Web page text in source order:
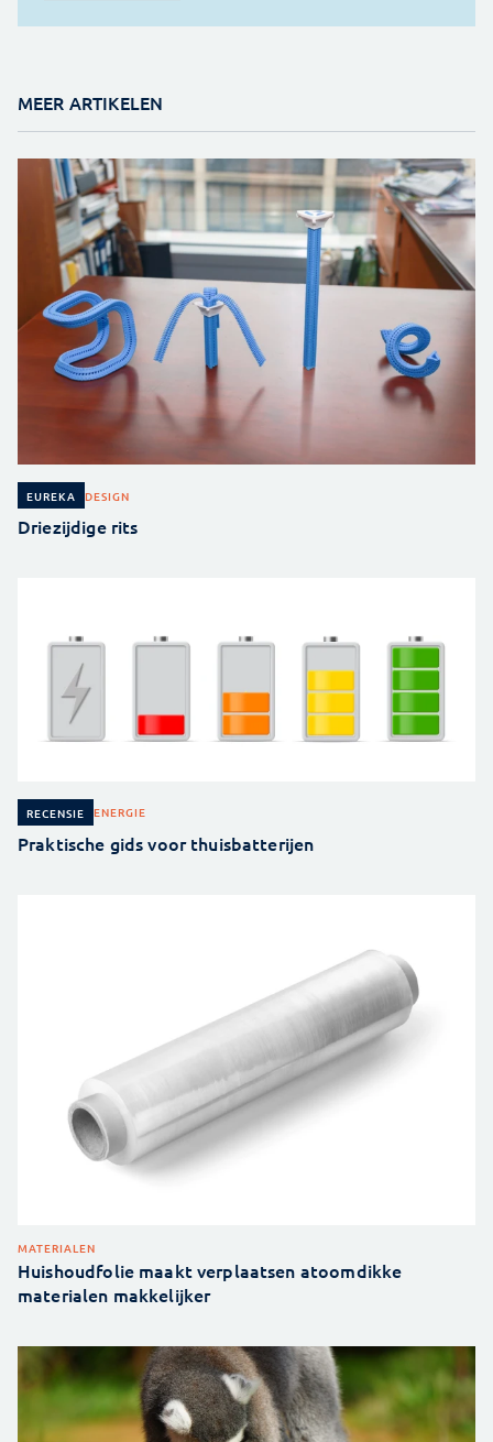
MEER ARTIKELEN
EUREKA DESIGN
Driezijdige rits
RECENSIE ENERGIE
Praktische gids voor thuisbatterijen
MATERIALEN
Huishoudfolie maakt verplaatsen atoomdikke
materialen makkelijker